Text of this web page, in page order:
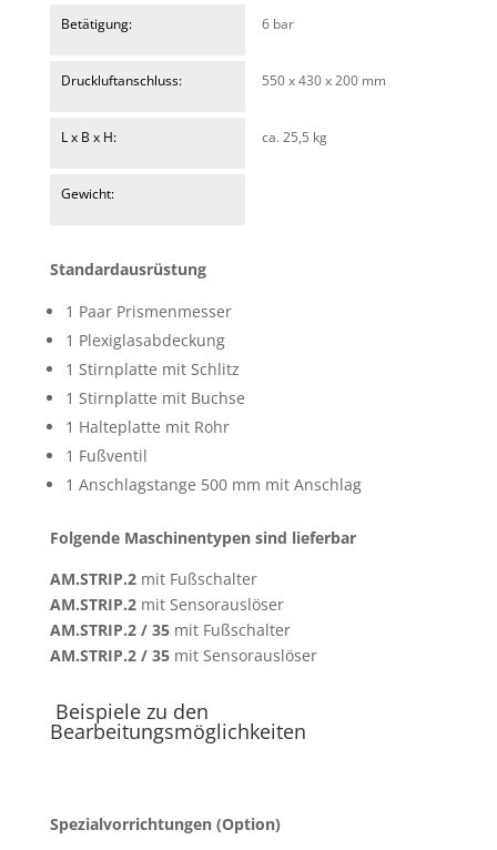
Betätigung: 6 bar
Druckluftanschluss: 550 x 430 x 200 mm
L x B x H: ca. 25,5 kg
Gewicht:
Standardausrüstung
1 Paar Prismenmesser
1 Plexiglasabdeckung
1 Stirnplatte mit Schlitz
1 Stirnplatte mit Buchse
1 Halteplatte mit Rohr
1 Fußventil
1 Anschlagstange 500 mm mit Anschlag
Folgende Maschinentypen sind lieferbar
AM.STRIP.2mit Fußschalter
AM.STRIP.2mit Sensorauslöser
AM.STRIP.2 / 35mit Fußschalter
AM.STRIP.2 / 35mit Sensorauslöser
Beispiele zu den
Bearbeitungsmöglichkeiten
Spezialvorrichtungen (Option)